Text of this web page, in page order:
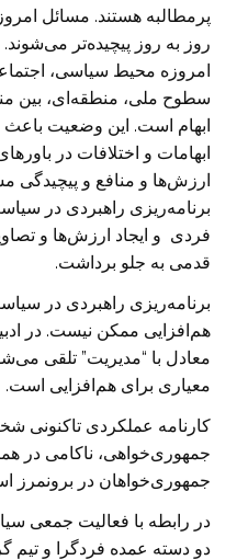
پرمطالبه هستند. مسائل
روز به روز پیچیده‌تر می‌شوند.
امروزه محیط سیاسی،
سطوح ملی، منطقه‌ای، بین
ابهام است. این وضعیت باعث
ابهامات و اختلافات در
ارزش‌ها و منافع و پیچیدگی
برنامه‌ریزی راهبردی در
فردی و ایجاد ارزش‌ها و
قدمی به جلو برداشت.
برنامه‌ریزی راهبردی در
هم‌افزایی ممکن نیست. در
معادل با “مدیریت” تلقی
معیاری برای هم‌افزایی است.
کارنامه عملکردی تاکنونی
جمهوری‌خواهی، ناکامی در
جمهوری‌خواهان در برونمرز
در رابطه با فعالیت جمعی
دو دسته عمده فرد‌گرا و تیم